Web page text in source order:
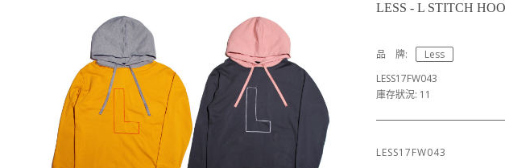
LESS - L STITCH
品 牌:
Less
LESS17FW043
庫存狀況: 11
LESS17FW043